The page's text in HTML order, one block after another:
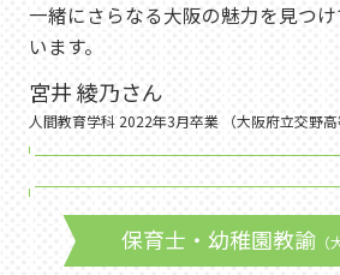
一緒にさらなる大阪の魅力を見つ
います。
宮井 綾乃さん
人間教育学科 2022年3月卒業 （大阪府立交野高
保育士・幼稚園教諭（